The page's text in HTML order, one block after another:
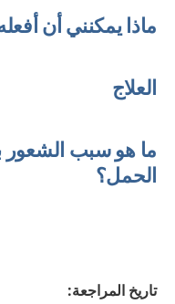
ماذا يمكنني أن
العلاج
ما هو سبب الشعور
الحمل؟
تاريخ المراجعة: